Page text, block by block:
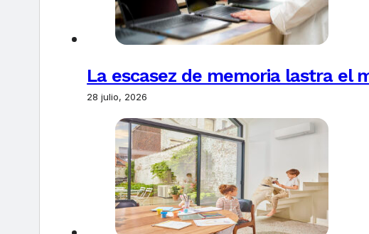
La escasez de memoria lastra el
28 julio, 2026